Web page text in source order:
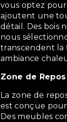
vous optez
ajoutent une
détail. Des bois
nous
transcendent
ambiance
Zone de
La zone de
est conçue
Des meubles